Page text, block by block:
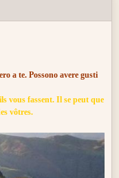
a te. Possono avere gusti
vous fassent. Il se peut que
vôtres.